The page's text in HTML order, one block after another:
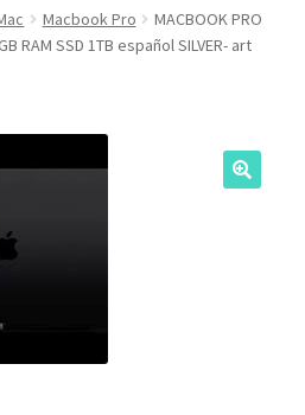
Macbook Pro
MACBOOK PRO
RAM SSD 1TB español SILVER- art